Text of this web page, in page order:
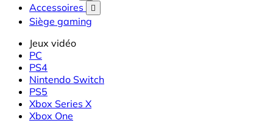
Accessoires 
Siège gaming
Jeux vidéo
PC
PS4
Nintendo Switch
PS5
Xbox Series X
Xbox One